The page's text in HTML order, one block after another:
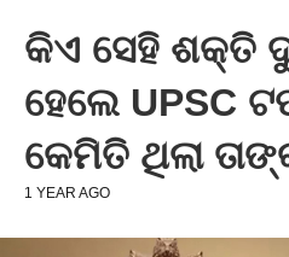
କିଏ ସେହି ଶକ୍ତି
ହେଲେ UPSC
କେମିତି ଥିଲା
1 YEAR AGO